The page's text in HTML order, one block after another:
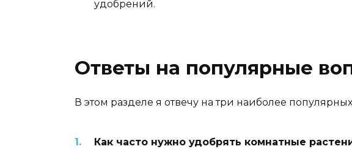
удобрений.
Ответы на популярные
В этом разделе я отвечу на три наиболее
Как часто нужно удобрять комнатные